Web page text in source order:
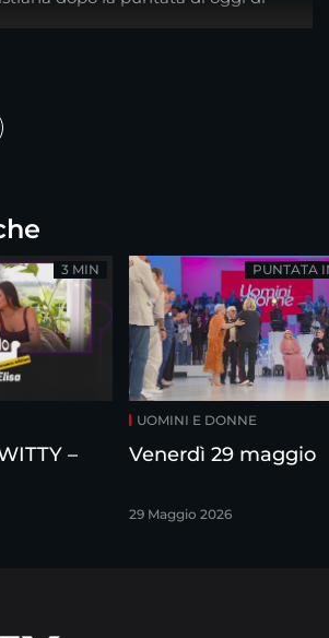
–
3 MIN
UOMINI E DONNE
Venerdì 29 maggio
29 Maggio 2026
PUNTATA